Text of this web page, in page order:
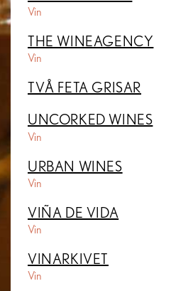
Vin
THE WINEAGENCY
Vin
TVÅ FETA GRISAR
UNCORKED WINES
Vin
URBAN WINES
Vin
VIÑA DE VIDA
Vin
VINARKIVET
Vin